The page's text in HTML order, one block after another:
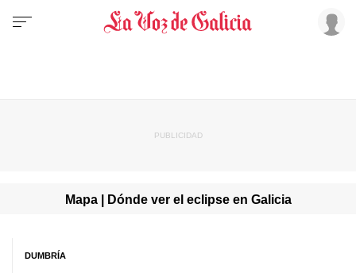
Mapa | Dónde ver el eclipse en Galicia
DUMBRÍA